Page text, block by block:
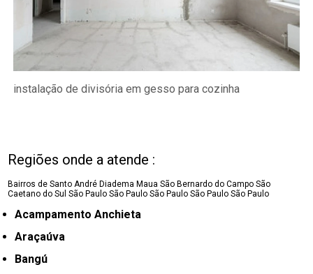
instalação de divisória em gesso para cozinha
Regiões onde a atende :
Bairros de Santo André Diadema Maua São Bernardo do Campo São
Caetano do SulSão Paulo São Paulo São Paulo São Paulo São Paulo
Acampamento Anchieta
Araçaúva
Bangú